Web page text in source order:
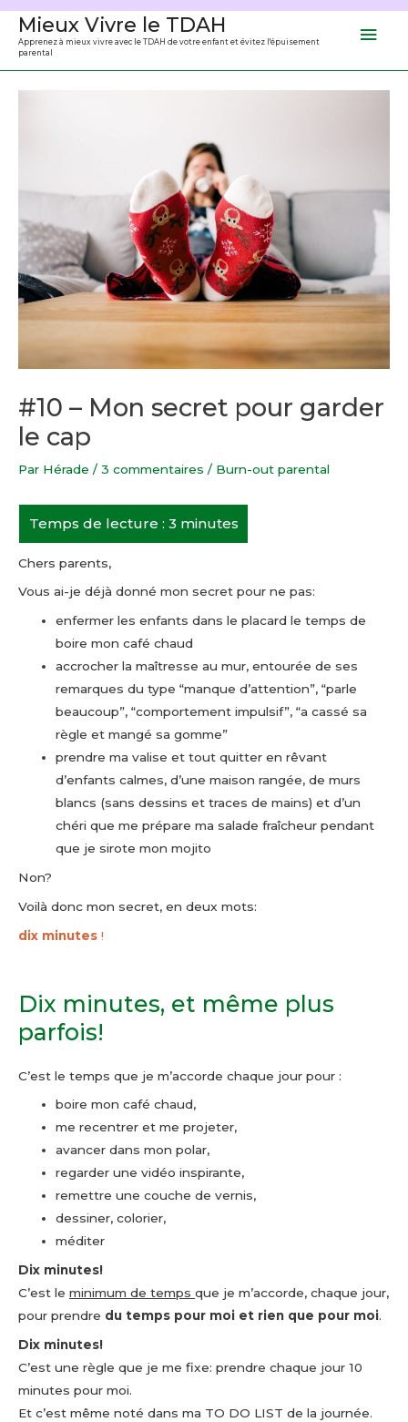
Aller
contenu
Mieux Vivre le TDAH
Apprenez à mieux vivre avec le TDAH de votre enfant et évitez l'épuisement
parental
#10 – Mon secret pour garder
le cap
Par Hérade / 3 commentaires / Burn-out parental
Chers parents,
Vous ai-je déjà donné mon secret pour ne pas:
enfermer les enfants dans le placard le temps de
boire mon café chaud
accrocher la maîtresse au mur, entourée de ses
remarques du type “manque d’attention”, “parle
beaucoup”, “comportement impulsif”, “a cassé sa
règle et mangé sa gomme”
prendre ma valise et tout quitter en rêvant
d’enfants calmes, d’une maison rangée, de murs
blancs (sans dessins et traces de mains) et d’un
chéri que me prépare ma salade fraîcheur pendant
que je sirote mon mojito
Non?
Voilà donc mon secret, en deux mots:
dix minutes !
Dix minutes, et même plus
parfois!
C’est le temps que je m’accorde chaque jour pour :
boire mon café chaud,
me recentrer et me projeter,
avancer dans mon polar,
regarder une vidéo inspirante,
remettre une couche de vernis,
dessiner, colorier,
méditer
Dix minutes!
C’est le minimum de temps que je m’accorde, chaque jour,
pour prendre du temps pour moi et rien que pour moi.
Dix minutes!
C’est une règle que je me fixe: prendre chaque jour 10
minutes pour moi.
Et c’est même noté dans ma TO DO LIST de la journée.